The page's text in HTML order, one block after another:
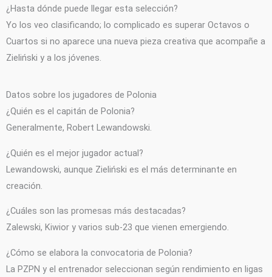
¿Hasta dónde puede llegar esta selección?
Yo los veo clasificando; lo complicado es superar Octavos o
Cuartos si no aparece una nueva pieza creativa que acompañe a
Zieliński y a los jóvenes.
Datos sobre los jugadores de Polonia
¿Quién es el capitán de Polonia?
Generalmente, Robert Lewandowski.
¿Quién es el mejor jugador actual?
Lewandowski, aunque Zieliński es el más determinante en
creación.
¿Cuáles son las promesas más destacadas?
Zalewski, Kiwior y varios sub-23 que vienen emergiendo.
¿Cómo se elabora la convocatoria de Polonia?
La PZPN y el entrenador seleccionan según rendimiento en ligas